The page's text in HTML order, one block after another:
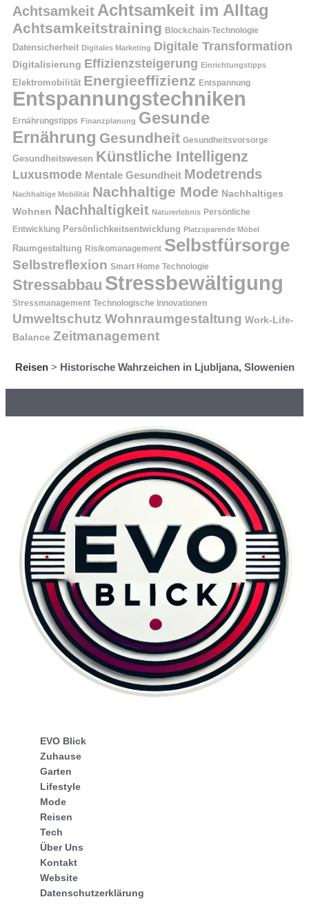
Achtsamkeit Achtsamkeit im Alltag
Achtsamkeitstraining Blockchain-Technologie
Datensicherheit Digitales Marketing Digitale Transformation
Digitalisierung Effizienzsteigerung Einrichtungstipps
Elektromobilität Energieeffizienz Entspannung
Entspannungstechniken
Ernährungstipps Finanzplanung Gesunde
Ernährung Gesundheit Gesundheitsvorsorge
Gesundheitswesen Künstliche Intelligenz
Luxusmode Mentale Gesundheit Modetrends
Nachhaltige Mobilität Nachhaltige Mode Nachhaltiges
Wohnen Nachhaltigkeit Naturerlebnis Persönliche
Entwicklung Persönlichkeitsentwicklung Platzsparende Möbel
Raumgestaltung Risikomanagement Selbstfürsorge
Selbstreflexion Smart Home Technologie
Stressabbau Stressbewältigung
Stressmanagement Technologische Innovationen
Umweltschutz Wohnraumgestaltung Work-Life-
Balance Zeitmanagement
Reisen> Historische Wahrzeichen in Ljubljana, Slowenien
EVO Blick
Zuhause
Garten
Lifestyle
Mode
Reisen
Tech
Über Uns
Kontakt
Website
Datenschutzerklärung